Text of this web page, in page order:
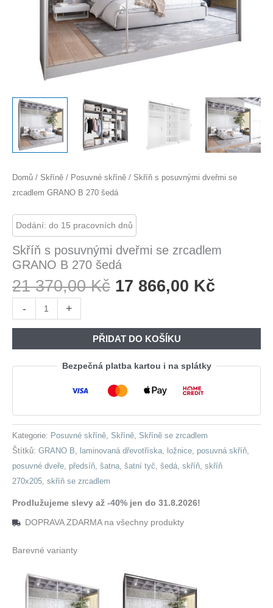
Domů / Skříně / Posuvné skříně / Skříň s posuvnými dveřmi se
zrcadlem GRANO B 270 šedá
Dodání: do 15 pracovních dnů
Skříň s posuvnými dveřmi se zrcadlem
GRANO B 270 šedá
21 370,00Kč Původní
21
370,00 Kč.
17 866,00 Kč
866,00
-
s
dveřmi
se
270
šedá
množství
+
PŘIDAT DO KOŠÍKU
Bezpečná platba kartou i na splátky
Kategorie: Posuvné skříně, Skříně, Skříně se zrcadlem
Štítků: GRANO B, laminovaná dřevotříska, ložnice, posuvná skříň,
posuvné dveře, předsíň, šatna, šatní tyč, šedá, skříň, skříň
270x205, skříň se zrcadlem
Prodlužujeme slevy až -40% jen do 31.8.2026!
DOPRAVA ZDARMA na všechny produkty
Barevné varianty